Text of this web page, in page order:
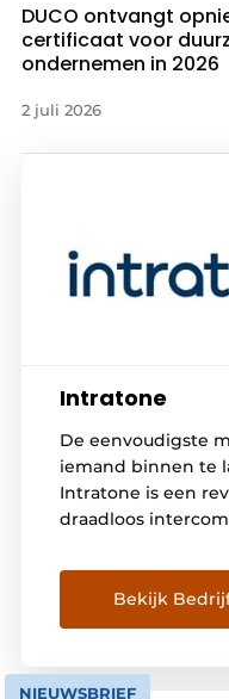
DUCO ontvangt
certificaat voor
ondernemen in 2026
2 juli 2026
Intratone
De eenvoudigste
iemand binnen te
Intratone is een
draadloos
toegangspunten in
Gebruikers
kelder of hekken –
Bekijk
NIEUWSBRIEF